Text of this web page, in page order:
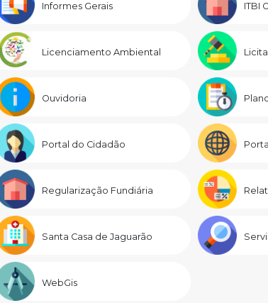
Informes Gerais ITBI
Licenciamento Ambiental
Ouvidoria
Portal do Cidadão
Regularização Fundiária
Santa Casa de Jaguarão
WebGis